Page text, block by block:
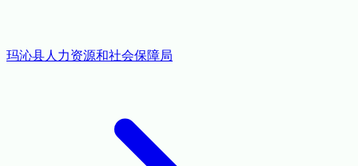
玛沁县人力资源和社会保障局